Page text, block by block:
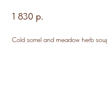
1 830 р.
Cold sorrel and meadow herb